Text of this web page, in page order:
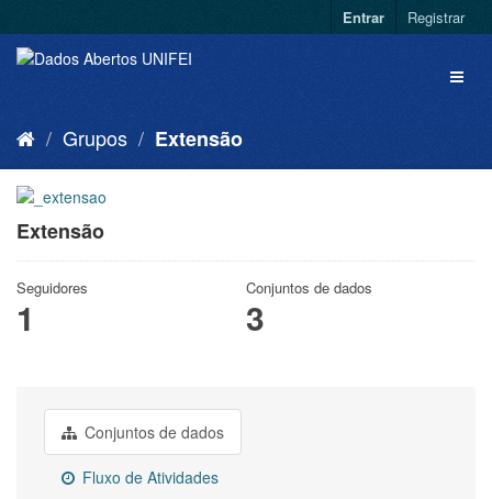
Entrar Registrar
Grupos Extensão
Extensão
Seguidores
1
Conjuntos de dados
3
Conjuntos de dados
Fluxo de Atividades